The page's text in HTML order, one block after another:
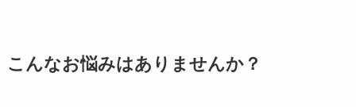
こんなお悩みはありませんか？